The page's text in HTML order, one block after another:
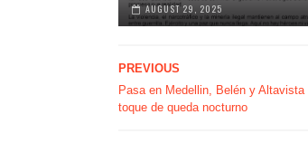
AUGUST 29, 2025
PREVIOUS
Pasa en Medellin, Belén y Altavista
toque de queda nocturno